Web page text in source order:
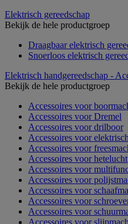
Elektrisch gereedschap
Bekijk de hele productgroep
Draagbaar elektrisch
Snoerloos elektrisch
Elektrisch handgereedschap -
Bekijk de hele productgroep
Accessoires voor
Accessoires voor Dremel
Accessoires voor drilboor
Accessoires voor
Accessoires voor
Accessoires voor
Accessoires voor
Accessoires voor
Accessoires voor
Accessoires voor
Accessoires voor
Accessoires voor